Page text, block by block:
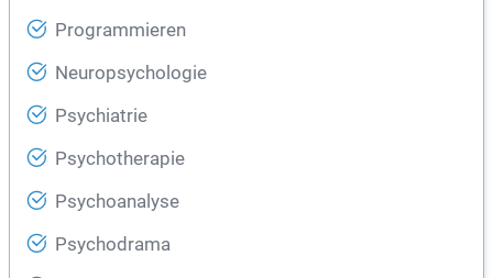
Programmieren
Neuropsychologie
Psychiatrie
Psychotherapie
Psychoanalyse
Psychodrama